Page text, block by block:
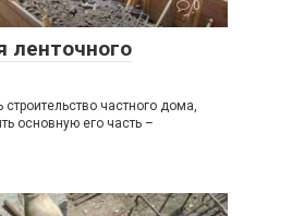
0
ленточного
строительство частного дома,
основную его часть –